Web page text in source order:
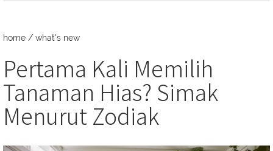
home / what's new
Pertama Kali Memilih
Tanaman Hias? Simak
Menurut Zodiak